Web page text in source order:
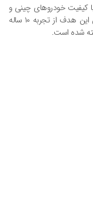
کیفیت خودروهای چینی و
ایرانی و قیمت رقابتی ایجاد شده است که برای تحقق این هدف از تجربه ۱۰ ساله
شده است.